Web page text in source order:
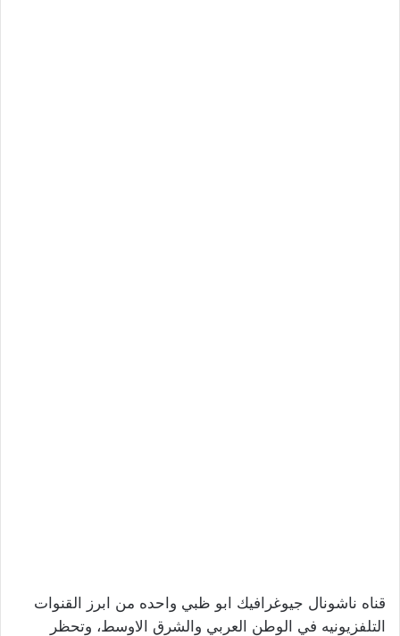
قناه ناشونال جيوغرافيك ابو ظبي واحده من ابرز القنوات
التلفزيونيه في الوطن العربي والشرق الاوسط، وتحظر